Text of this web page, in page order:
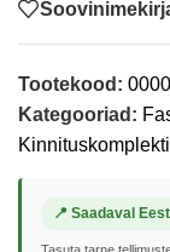
Tootekood:
Kategooriad:
📍 Saadaval